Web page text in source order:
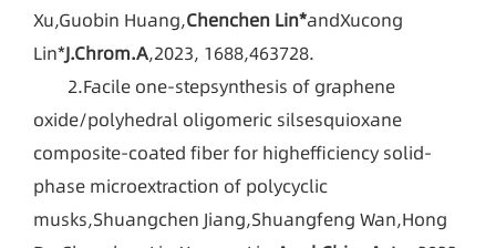
Xu,Guobin Huang,Chenchen Lin*andXucong
Lin*J.Chrom.A,2023, 1688,463728.
2.Facile one-stepsynthesis of graphene
oxide/polyhedral oligomeric silsesquioxane
composite-coated fiber for highefficiency solid-
phase microextraction of polycyclic
musks,Shuangchen Jiang,Shuangfeng Wan,Hong